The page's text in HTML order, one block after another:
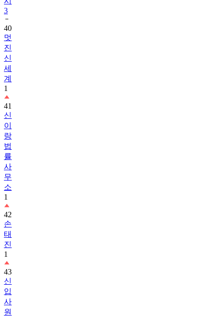
3
40
멋
진
신
세
계
1
41
신
이
랑
법
률
사
무
소
1
42
손
태
진
1
43
신
입
사
원